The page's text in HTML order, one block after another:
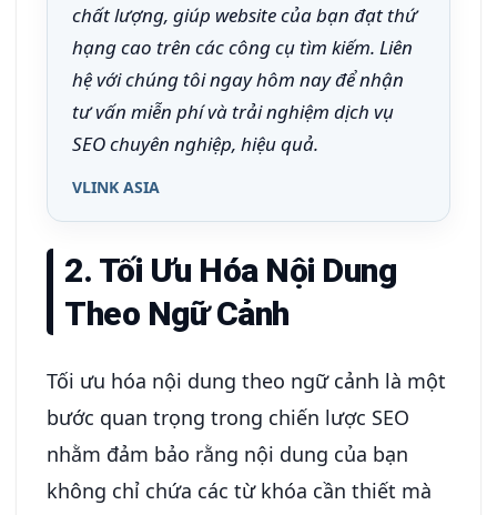
chất lượng, giúp website của bạn đạt thứ
hạng cao trên các công cụ tìm kiếm. Liên
hệ với chúng tôi ngay hôm nay để nhận
tư vấn miễn phí và trải nghiệm dịch vụ
SEO chuyên nghiệp, hiệu quả.
VLINK ASIA
2. Tối Ưu Hóa Nội Dung
Theo Ngữ Cảnh
Tối ưu hóa nội dung theo ngữ cảnh là một
bước quan trọng trong chiến lược SEO
nhằm đảm bảo rằng nội dung của bạn
không chỉ chứa các từ khóa cần thiết mà